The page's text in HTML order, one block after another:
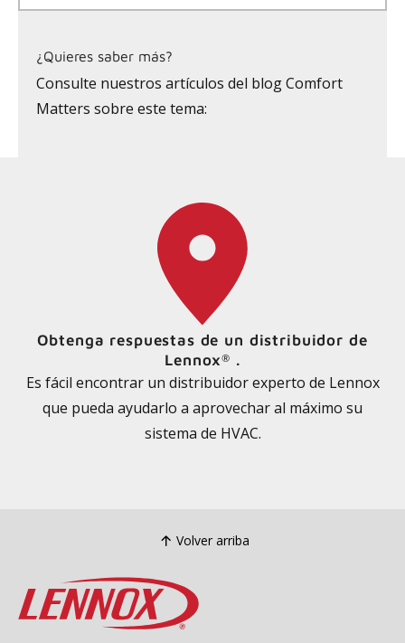
¿Quieres saber más?
Consulte nuestros artículos del blog Comfort
Matters sobre este tema:
Obtenga respuestas de un distribuidor de
Lennox® .
Es fácil encontrar un distribuidor experto de Lennox
que pueda ayudarlo a aprovechar al máximo su
sistema de HVAC.
Volver arriba